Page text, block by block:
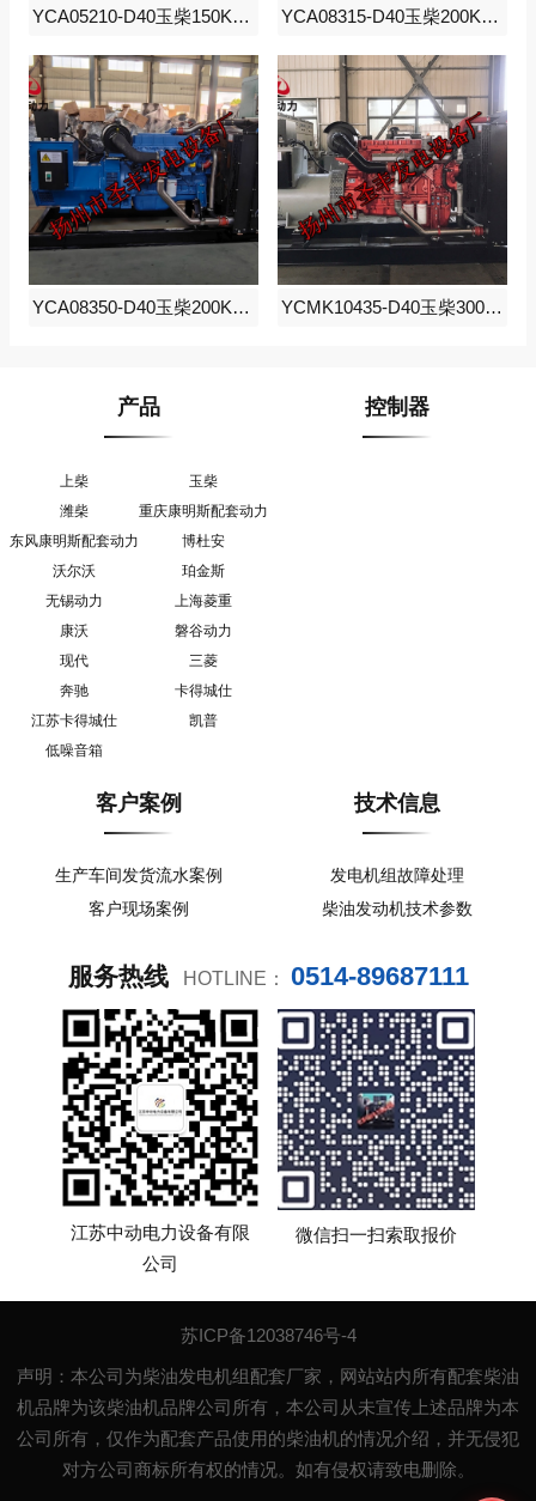
YCA05210-D40玉柴150KW柴油发电机组 YCA08315-D40玉柴200KW柴油发电机组
YCA08350-D40玉柴200KW柴油发电机组 YCMK10435-D40玉柴300KW柴油发电机组
产品
上柴
玉柴
潍柴
重庆康明斯配套动力
东风康明斯配套动力
博杜安
沃尔沃
珀金斯
无锡动力
上海菱重
康沃
磐谷动力
现代
三菱
奔驰
卡得城仕
江苏卡得城仕
凯普
低噪音箱
控制器
客户案例
生产车间发货流水案例
客户现场案例
技术信息
发电机组故障处理
柴油发动机技术参数
服务热线 HOTLINE： 0514-89687111
江苏中动电力设备有限
公司
微信扫一扫索取报价
苏ICP备12038746号-4
声明：本公司为柴油发电机组配套厂家，网站站内所有配套柴油
机品牌为该柴油机品牌公司所有，本公司从未宣传上述品牌为本
公司所有，仅作为配套产品使用的柴油机的情况介绍，并无侵犯
对方公司商标所有权的情况。如有侵权请致电删除。